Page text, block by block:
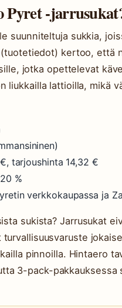
Pyret -
suunniteltuja sukkia,
kertoo, että
jotka opettelevat
liukkailla lattioilla, mikä
tarjoushinta 14,32 €
%
verkkokaupassa ja
sukista? Jarrusukat
turvallisuusvaruste
pinnoilla. Hintaero
3-pack-